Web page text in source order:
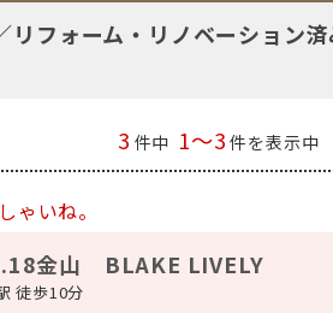
リフォーム・リノベーション
3 件中 1～3 件を表示中
ゃいね。
金山 BLAKE LIVELY
徒歩10分